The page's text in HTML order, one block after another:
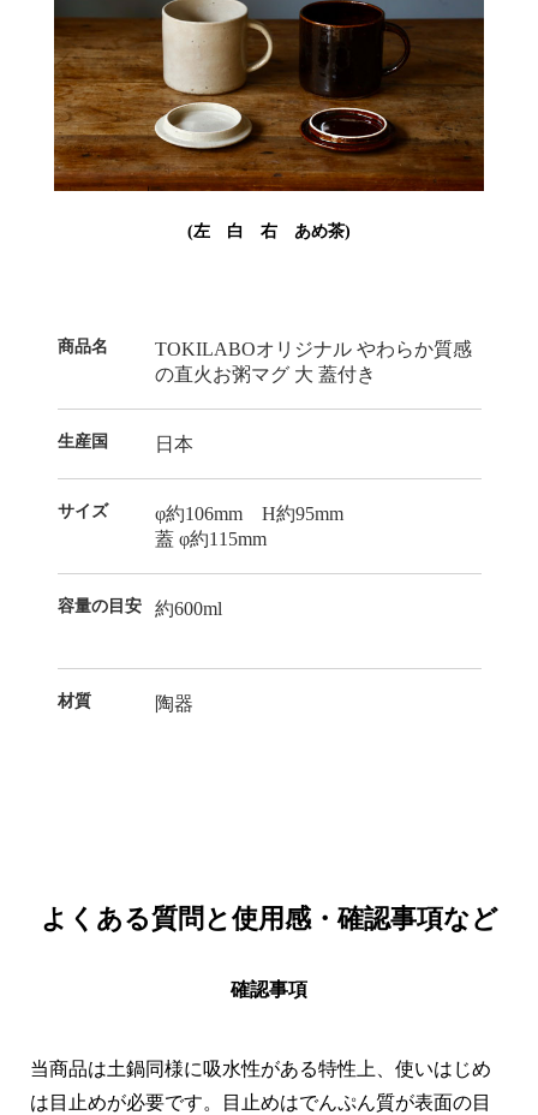
(左 白 右 あめ茶)
商品名
TOKILABOオリジナル やわらか質感
の直火お粥マグ 大 蓋付き
生産国 日本
サイズ
φ約106mm H約95mm
蓋 φ約115mm
容量の目安 約600ml
材質 陶器
よくある質問と使用感・確認事項など
確認事項
当商品は土鍋同様に吸水性がある特性上、使いはじめ
は目止めが必要です。目止めはでんぷん質が表面の目